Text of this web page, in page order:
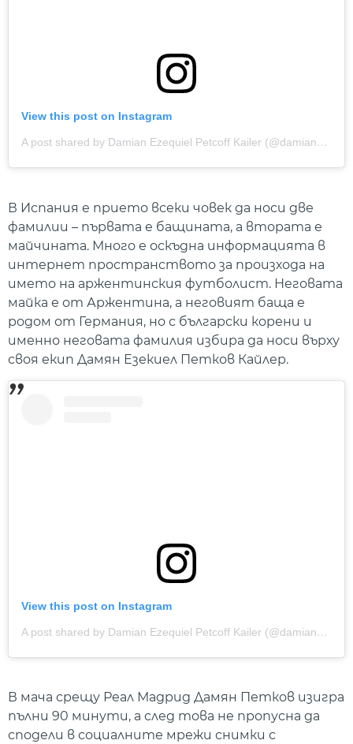
View this post on Instagram
A post shared by Damian Ezequiel Petcoff Kailer (@damianpetcoff)
В Испания е прието всеки човек да носи две
фамилии – първата е бащината, а втората е
майчината. Много е оскъдна информацията в
интернет пространството за произхода на
името на аржентинския футболист. Неговата
майка е от Аржентина, а неговият баща е
родом от Германия, но с български корени и
именно неговата фамилия избира да носи върху
своя екип Дамян Езекиел Петков Кайлер.
View this post on Instagram
A post shared by Damian Ezequiel Petcoff Kailer (@damianpetcoff)
В мача срещу Реал Мадрид Дамян Петков изигра
пълни 90 минути, а след това не пропусна да
сподели в социалните мрежи снимки с